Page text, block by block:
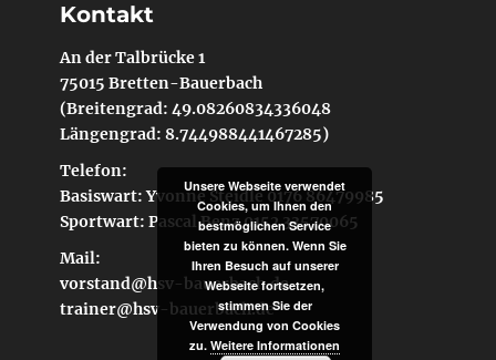
Kontakt
An der Talbrücke 1
75015 Bretten-Bauerbach
(Breitengrad: 49.08260834336048
Längengrad: 8.744988441467285)
Telefon:
Basiswart: Yvonne Steidle 0176 86479985
Sportwart: Pascal Benz 0152 33570065
Mail:
vorstand@hsv-bauerbach.de
trainer@hsv-bauerbach.de
Unsere Webseite verwendet
Cookies, um Ihnen den
bestmöglichen Service
bieten zu können. Wenn Sie
Ihren Besuch auf unserer
Webseite fortsetzen,
stimmen Sie der
Verwendung von Cookies
zu. Weitere Informationen